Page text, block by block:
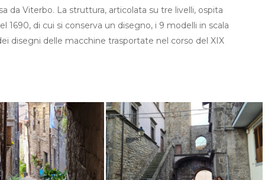
da Viterbo. La struttura, articolata su tre livelli, ospita
di cui si conserva un disegno, i 9 modelli in scala
disegni delle macchine trasportate nel corso del XIX